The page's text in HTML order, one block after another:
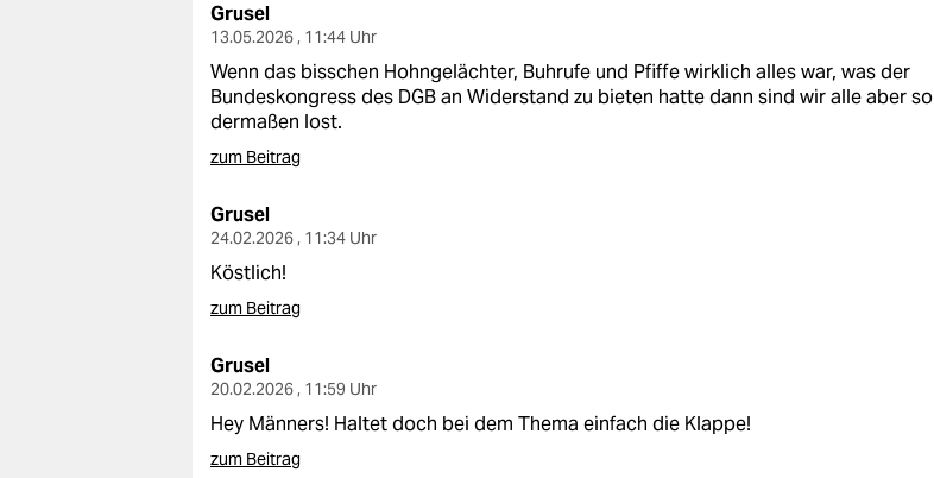
veranstaltungen
shop
fragen & hilfe
abo
genossenschaft
epaper login
Grusel
13.05.2026 , 11:44 Uhr
Wenn das bisschen Hohngelächter, Buhrufe und Pfiffe wirklich alles war, was der
Bundeskongress des DGB an Widerstand zu bieten hatte dann sind wir alle aber so
dermaßen lost.
zum Beitrag
Grusel
24.02.2026 , 11:34 Uhr
Köstlich!
zum Beitrag
Grusel
20.02.2026 , 11:59 Uhr
Hey Männers! Haltet doch bei dem Thema einfach die Klappe!
zum Beitrag